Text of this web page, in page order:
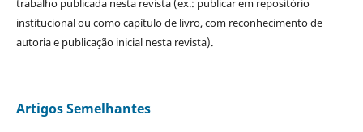
trabalho publicada nesta revista (ex.: publicar em repositório
institucional ou como capítulo de livro, com reconhecimento de
autoria e publicação inicial nesta revista).
Artigos Semelhantes